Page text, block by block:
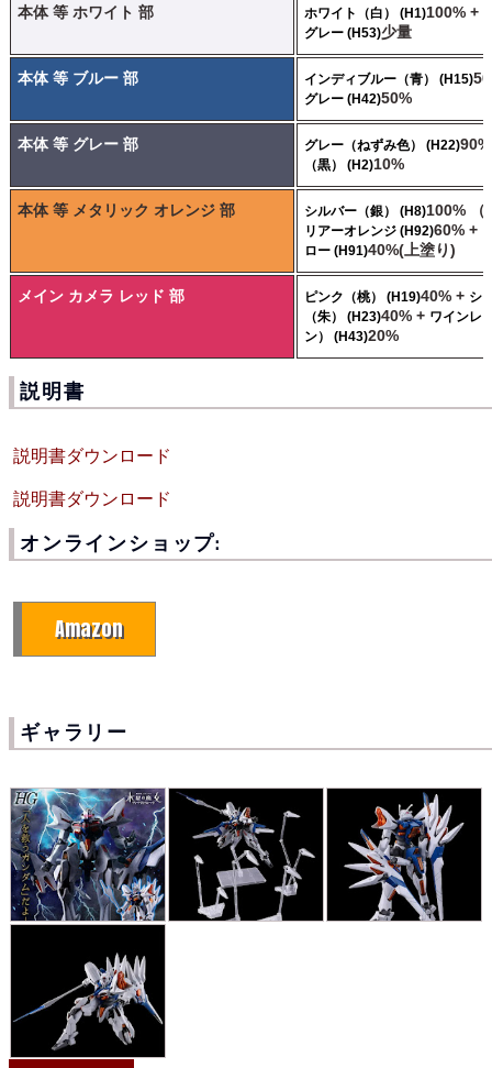
本体 等 ホワイト 部 ホワイト（白） (H1)100% +
グレー (H53)少量
本体 等 ブルー 部 インディブルー（青） (H15)
グレー (H42)50%
本体 等 グレー 部 グレー（ねずみ色） (H22)
（黒） (H2)10%
本体 等 メタリック オレンジ 部 シルバー（銀） (H8)100% （
リアーオレンジ (H92)60% +
ロー (H91)40%(上塗り)
メイン カメラ レッド 部 ピンク（桃） (H19)40% + シ
（朱） (H23)40% + ワインレ
ン） (H43)20%
説明書
説明書ダウンロード
説明書ダウンロード
オンラインショップ:
Amazon
ギャラリー